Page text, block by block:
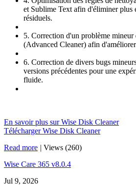
et Sublime Text afin d'éliminer plus
résiduels.
5. Correction d'un problème
(Advanced Cleaner) afin
6. Correction de divers bugs
versions précédentes pour une
fluide.
En savoir plus sur Wise Disk Cleaner
Télécharger Wise Disk Cleaner
Read more | Views (260)
Wise Care 365 v8.0.4
Jul 9, 2026